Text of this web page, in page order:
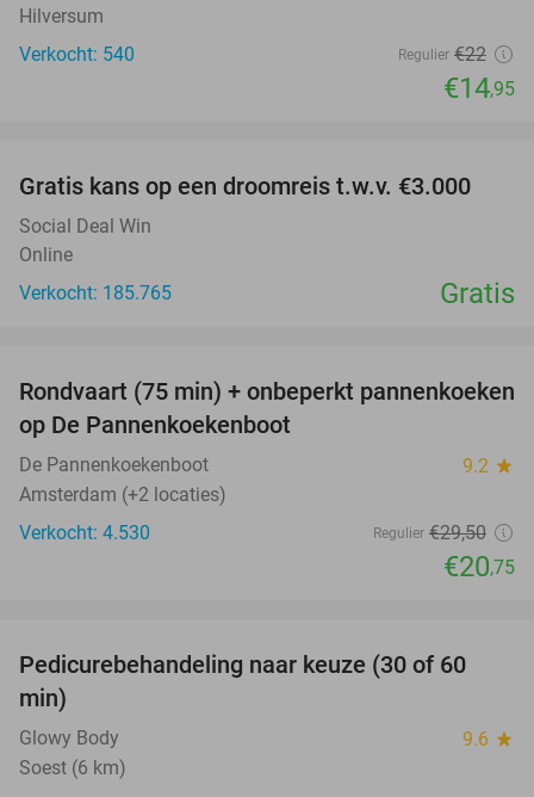
Hilversum
Verkocht: 540
Regulier €22
€14,95
Gratis kans op een droomreis t.w.v. €3.000
Social Deal Win
Online
Verkocht: 185.765
Gratis
30%
Rondvaart (75 min) + onbeperkt pannenkoeken
op De Pannenkoekenboot
De Pannenkoekenboot 9.2 star
Amsterdam (+2 locaties)
Verkocht: 4.530
Regulier €29,50
€20,75
58%
Pedicurebehandeling naar keuze (30 of 60
min)
Glowy Body 9.6 star
Soest (6 km)